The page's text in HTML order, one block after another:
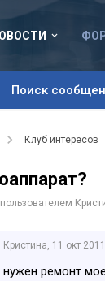
Поиск
Клуб интересов
Кристина, 11 окт 2011
нужен ремонт